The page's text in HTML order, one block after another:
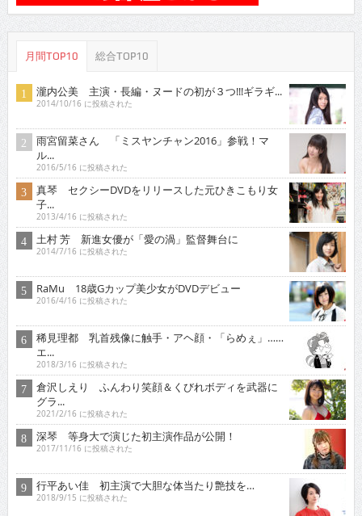
月間TOP10 総合TOP10
瀧内公美 主演・長編・ヌードの初が３つ!!!ギラギ...
2014/10/16 に投稿された
雨宮留菜さん 「ミスヤンチャン2016」参戦！マ
ル...
2016/5/16 に投稿された
真琴 セクシーDVDをリリースした元ひきこもり女
子...
2013/4/16 に投稿された
土村 芳 新進女優が「愛の渦」監督舞台に
2014/7/16 に投稿された
RaMu 18歳Gカップ美少女がDVDデビュー
2016/4/16 に投稿された
稀見理都 乳首残像に触手・アヘ顔・「らめぇ」……
エ...
2018/3/16 に投稿された
倉沢しえり ふんわり笑顔＆くびれボディを武器に
グラ...
2021/2/16 に投稿された
深琴 等身大で演じた初主演作品が公開！
2017/11/16 に投稿された
行平あい佳 初主演で大胆な体当たり艶技を…
2018/9/15 に投稿された